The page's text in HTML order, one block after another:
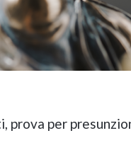
prova per